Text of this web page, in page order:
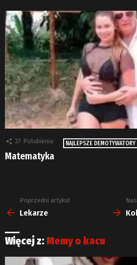
37 Polubienia NAJLEPSZE DEMOTYWATORY
Matematyka
Zobacz
więcej
Poprzedni artykuł
Lekarze
Więcej z: Memy o kacu